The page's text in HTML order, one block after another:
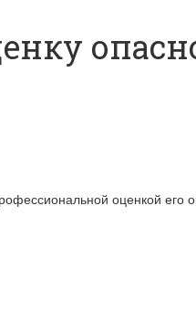
оценкой его